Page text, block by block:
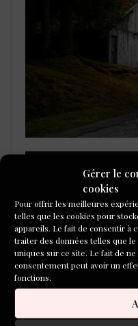
Gérer le
cookies
Pour offrir les meilleures
telles que les cookies pour
appareils. Le fait de consentir à
traiter des données telles que
uniques sur ce site. Le fait de
consentement peut avoir un
fonctions.
L'ÉCOLE DU
ÉCRITURE